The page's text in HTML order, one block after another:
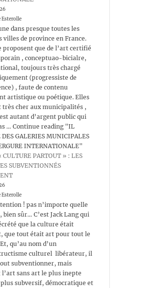
Esterolle
dans presque toutes les
villes de province en France.
proposent que de l’art certifié
, conceptuao-bicialre,
toujours très chargé
(progressiste de
, faute de contenu
artistique ou poétique. Elles
très cher aux municipalités ,
autant d’argent public qui
… Continue reading "IL
DES GALERIES MUNICIPALES
INTERNATIONALE"
CULTURE PARTOUT » : LES
SUBVENTIONNÉS
Esterolle
! pas n’importe quelle
bien sûr… C’est Jack Lang qui
que la culture était
que tout était art pour tout le
qu’au nom d’un
culturel libérateur, il
subventionner, mais
sans art le plus inepte
plus subversif, démocratique et